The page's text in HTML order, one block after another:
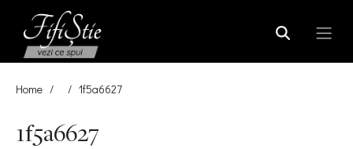
Home / / 1f5a6627
1f5a6627